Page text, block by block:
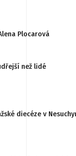
Plocarová
než lidé
diecéze v